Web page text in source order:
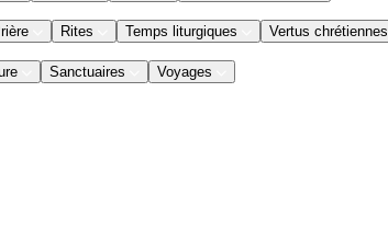
Rites Temps liturgiques Vertus chrétiennes
Sanctuaires Voyages